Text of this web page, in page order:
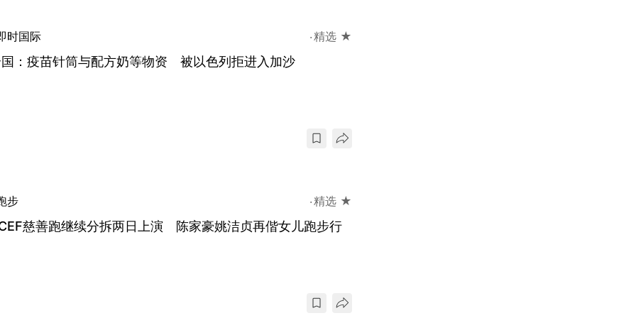
时国际 精选 ★
：疫苗针筒与配方奶等物资 被以色列拒进入加沙
步 精选 ★
慈善跑继续分拆两日上演 陈家豪姚洁贞再偕女儿跑步行